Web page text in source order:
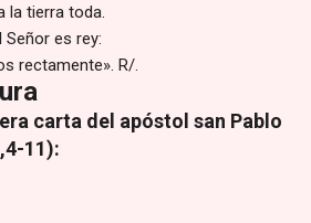
la tierra toda.
Señor es rey:
rectamente». R/.
carta del apóstol san Pablo
11):